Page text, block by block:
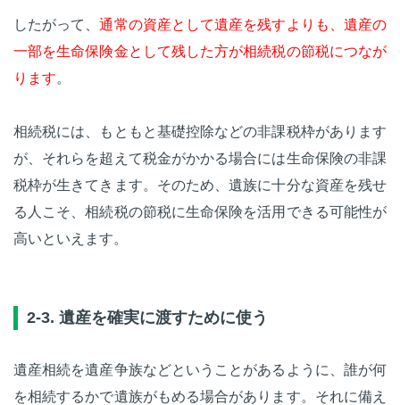
したがって、通常の資産として遺産を残すよりも、遺産の
一部を生命保険金として残した方が相続税の節税につなが
ります。
相続税には、もともと基礎控除などの非課税枠があります
が、それらを超えて税金がかかる場合には生命保険の非課
税枠が生きてきます。そのため、遺族に十分な資産を残せ
る人こそ、相続税の節税に生命保険を活用できる可能性が
高いといえます。
2-3. 遺産を確実に渡すために使う
遺産相続を遺産争族などということがあるように、誰が何
を相続するかで遺族がもめる場合があります。それに備え